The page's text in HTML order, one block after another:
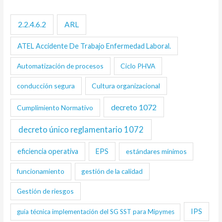
2.2.4.6.2 ARL
ATEL Accidente De Trabajo Enfermedad Laboral.
Automatización de procesos Ciclo PHVA
conducción segura Cultura organizacional
Cumplimiento Normativo decreto 1072
decreto único reglamentario 1072
eficiencia operativa EPS estándares mínimos
funcionamiento gestión de la calidad
Gestión de riesgos
guía técnica implementación del SG SST para Mipymes IPS